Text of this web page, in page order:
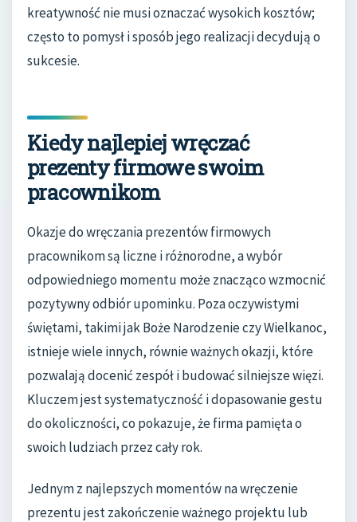
kreatywność nie musi oznaczać wysokich kosztów;
często to pomysł i sposób jego realizacji decydują o
sukcesie.
Kiedy najlepiej wręczać
prezenty firmowe swoim
pracownikom
Okazje do wręczania prezentów firmowych
pracownikom są liczne i różnorodne, a wybór
odpowiedniego momentu może znacząco wzmocnić
pozytywny odbiór upominku. Poza oczywistymi
świętami, takimi jak Boże Narodzenie czy Wielkanoc,
istnieje wiele innych, równie ważnych okazji, które
pozwalają docenić zespół i budować silniejsze więzi.
Kluczem jest systematyczność i dopasowanie gestu
do okoliczności, co pokazuje, że firma pamięta o
swoich ludziach przez cały rok.
Jednym z najlepszych momentów na wręczenie
prezentu jest zakończenie ważnego projektu lub